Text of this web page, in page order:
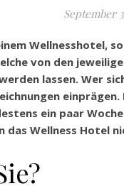
September
Wellnesshotel,
von den
lassen. Wer
ein paar
das Wellness Hotel